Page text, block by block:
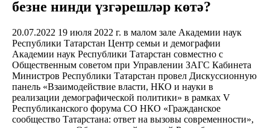
безне нинди үзгәрешләр көтә?
20.07.2022 19 июля 2022 г. в малом зале Академии наук
Республики Татарстан Центр семьи и демографии
Академии наук Республики Татарстан совместно с
Общественным советом при Управлении ЗАГС Кабинета
Министров Республики Татарстан провел Дискуссионную
панель «Взаимодействие власти, НКО и науки в
реализации демографической политики» в рамках V
Республиканского форума СО НКО «Гражданское
сообщество Татарстана: ответ на вызовы современности»,